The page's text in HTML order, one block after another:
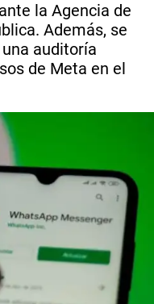
la Agencia de
Además, se
auditoría
de Meta en el